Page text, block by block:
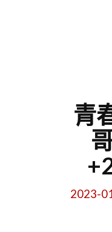
青
2023-